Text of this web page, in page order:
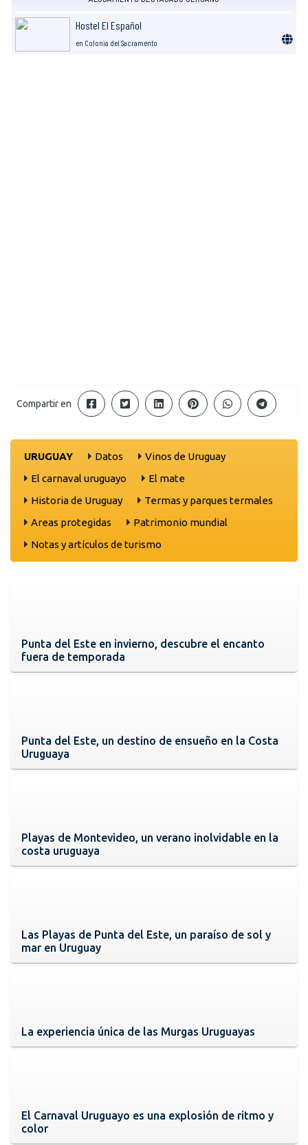
Hostel El Español
en Colonia del Sacramento
Compartir en
URUGUAY Datos
Vinos de Uruguay
El carnaval uruguayo
El mate
Historia de Uruguay
Termas y parques termales
Areas protegidas
Patrimonio mundial
Notas y artículos de turismo
Punta del Este en invierno, descubre el encanto
fuera de temporada
Punta del Este, un destino de ensueño en la Costa
Uruguaya
Playas de Montevideo, un verano inolvidable en la
costa uruguaya
Las Playas de Punta del Este, un paraíso de sol y
mar en Uruguay
La experiencia única de las Murgas Uruguayas
El Carnaval Uruguayo es una explosión de ritmo y
color